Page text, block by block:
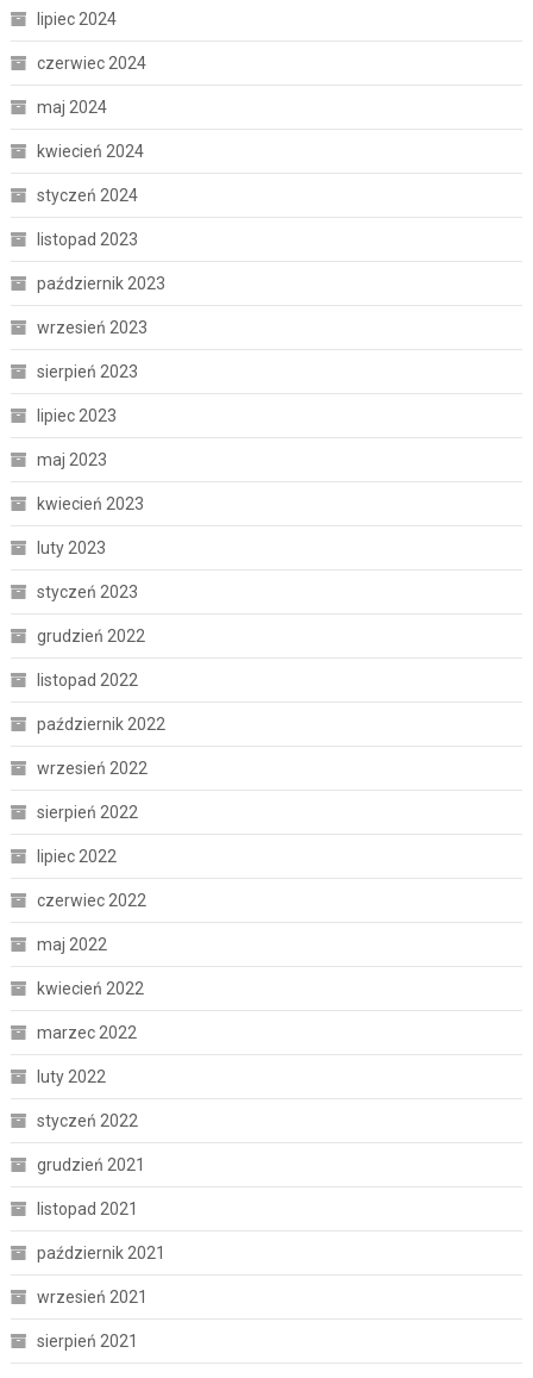
lipiec 2024
czerwiec 2024
maj 2024
kwiecień 2024
styczeń 2024
listopad 2023
październik 2023
wrzesień 2023
sierpień 2023
lipiec 2023
maj 2023
kwiecień 2023
luty 2023
styczeń 2023
grudzień 2022
listopad 2022
październik 2022
wrzesień 2022
sierpień 2022
lipiec 2022
czerwiec 2022
maj 2022
kwiecień 2022
marzec 2022
luty 2022
styczeń 2022
grudzień 2021
listopad 2021
październik 2021
wrzesień 2021
sierpień 2021